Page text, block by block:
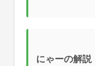
にゃーの解説